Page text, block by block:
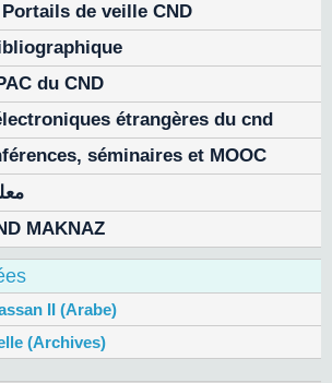
de veille CND
du CND
étrangères du cnd
séminaires et MOOC
MAKNAZ
II (Arabe)
(Archives)